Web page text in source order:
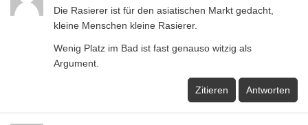
Die Rasierer ist für den asiatischen Markt gedacht,
kleine Menschen kleine Rasierer.
Wenig Platz im Bad ist fast genauso witzig als
Argument.
Zitieren Antworten